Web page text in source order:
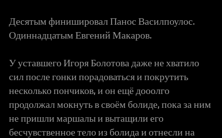
Десятым финишировал Панос Василпоулос.
Одиннадцатым Евгений Макаров.
У уставшего Игоря Болотова даже не хватило
сил после гонки порадоваться и покрутить
несколько пончиков, и он ещё дооолго
продолжал мокнуть в своём болиде, пока за ним
не пришли маршалы и вытащили его
бесчувственное тело из болида и отнесли на